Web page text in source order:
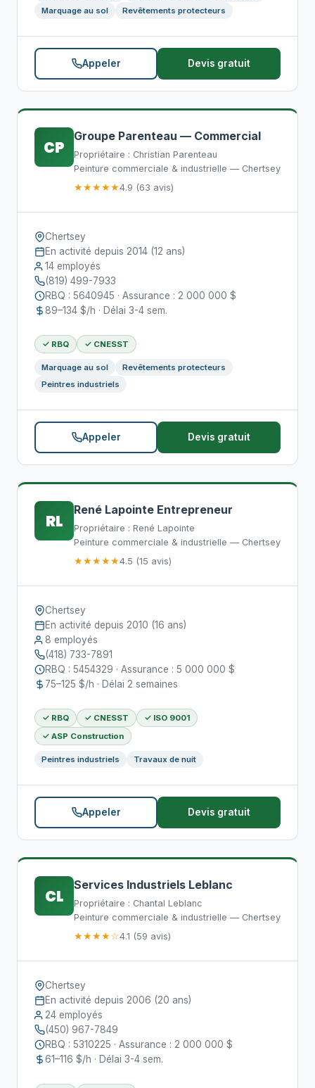
Marquage au sol
Revêtements protecteurs
Appeler Devis gratuit
CP
Groupe Parenteau — Commercial
Propriétaire : Christian Parenteau
Peinture commerciale & industrielle — Chertsey
★★★★★4.9 (63 avis)
Chertsey
En activité depuis 2014 (12 ans)
14 employés
(819) 499-7933
RBQ : 5640945 · Assurance : 2 000 000 $
89–134 $/h · Délai 3-4 sem.
✓ RBQ ✓ CNESST
Marquage au sol
Revêtements protecteurs
Peintres industriels
Appeler Devis gratuit
RL
René Lapointe Entrepreneur
Propriétaire : René Lapointe
Peinture commerciale & industrielle — Chertsey
★★★★★4.5 (15 avis)
Chertsey
En activité depuis 2010 (16 ans)
8 employés
(418) 733-7891
RBQ : 5454329 · Assurance : 5 000 000 $
75–125 $/h · Délai 2 semaines
✓ RBQ ✓ CNESST
✓ ISO 9001
✓ ASP Construction
Peintres industriels Travaux de nuit
Appeler Devis gratuit
CL
Services Industriels Leblanc
Propriétaire : Chantal Leblanc
Peinture commerciale & industrielle — Chertsey
★★★★☆4.1 (59 avis)
Chertsey
En activité depuis 2006 (20 ans)
24 employés
(450) 967-7849
RBQ : 5310225 · Assurance : 2 000 000 $
61–116 $/h · Délai 3-4 sem.